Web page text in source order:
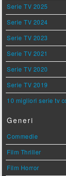
Serie TV 2025
Serie TV 2024
Serie TV 2023
Serie TV 2021
Serie TV 2020
Serie TV 2019
10 migliori serie tv
Generi
Commedie
Film Thriller
Film Horror